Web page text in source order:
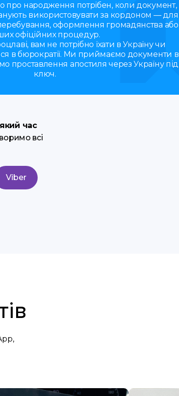
про народження потрібен, коли документ,
використовувати за кордоном — для
перебування, оформлення громадянства або
офіційних процедур.
вам не потрібно їхати в Україну чи
в бюрократії. Ми приймаємо документи в
проставлення апостиля через Україну під
ключ.
Viber
час
всі